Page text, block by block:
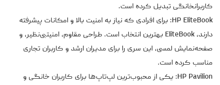
کاربرانخانگی تبدیل کرده است.
HP EliteBook: برای افرادی که نیاز به امنیت بالا و امکانات پیشرفته
دارند، EliteBook بهترین انتخاب است. طراحی مقاوم، امنیتبی‌نظیر، و
صفحه‌نمایش لمسی، این سری را برای مدیران ارشد و کاربران تجاری
مناسب کرده است.
HP Pavilion: یکی از محبوب‌ترین لپ‌تاپ‌ها برای کاربران خانگی و